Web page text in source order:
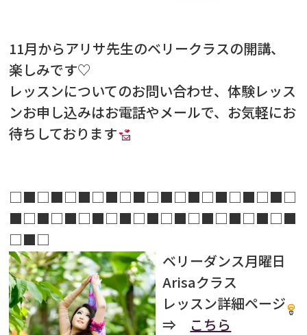
11月からアリサ先生のベリークラスの開講、
楽しみです♡
レッスンについてのお問い合わせ、体験レッス
ンお申し込みはお電話やメールで、お気軽にお
待ちしております
□■□■□■□■□■□■□■□■□■□■□
■□■□■□■□■□■□■□■□■□■□■
□■□
ベリーダンス月曜日
Arisaクラス
レッスン詳細ページ
⇒ こちら